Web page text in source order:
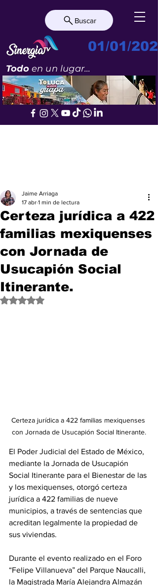
Buscar
01/01/
Todoen un lugar...
Certeza jurídica a 422
familias mexiquenses
con Jornada de
Usucapión Social
Itinerante.
Jaime Arriaga
17 abr 1 min de lectura
Obtuvo NaN de 5 estrellas.
Certeza jurídica a 422 familias mexiquenses
con Jornada de Usucapión Social Itinerante.
El Poder Judicial del Estado de México,
mediante la Jornada de Usucapión
Social Itinerante para el Bienestar de las
y los mexiquenses, otorgó certeza
jurídica a 422 familias de nueve
municipios, a través de sentencias que
acreditan legalmente la propiedad de
sus viviendas.
Durante el evento realizado en el Foro
“Felipe Villanueva” del Parque Naucalli,
la Magistrada María Alejandra Almazán